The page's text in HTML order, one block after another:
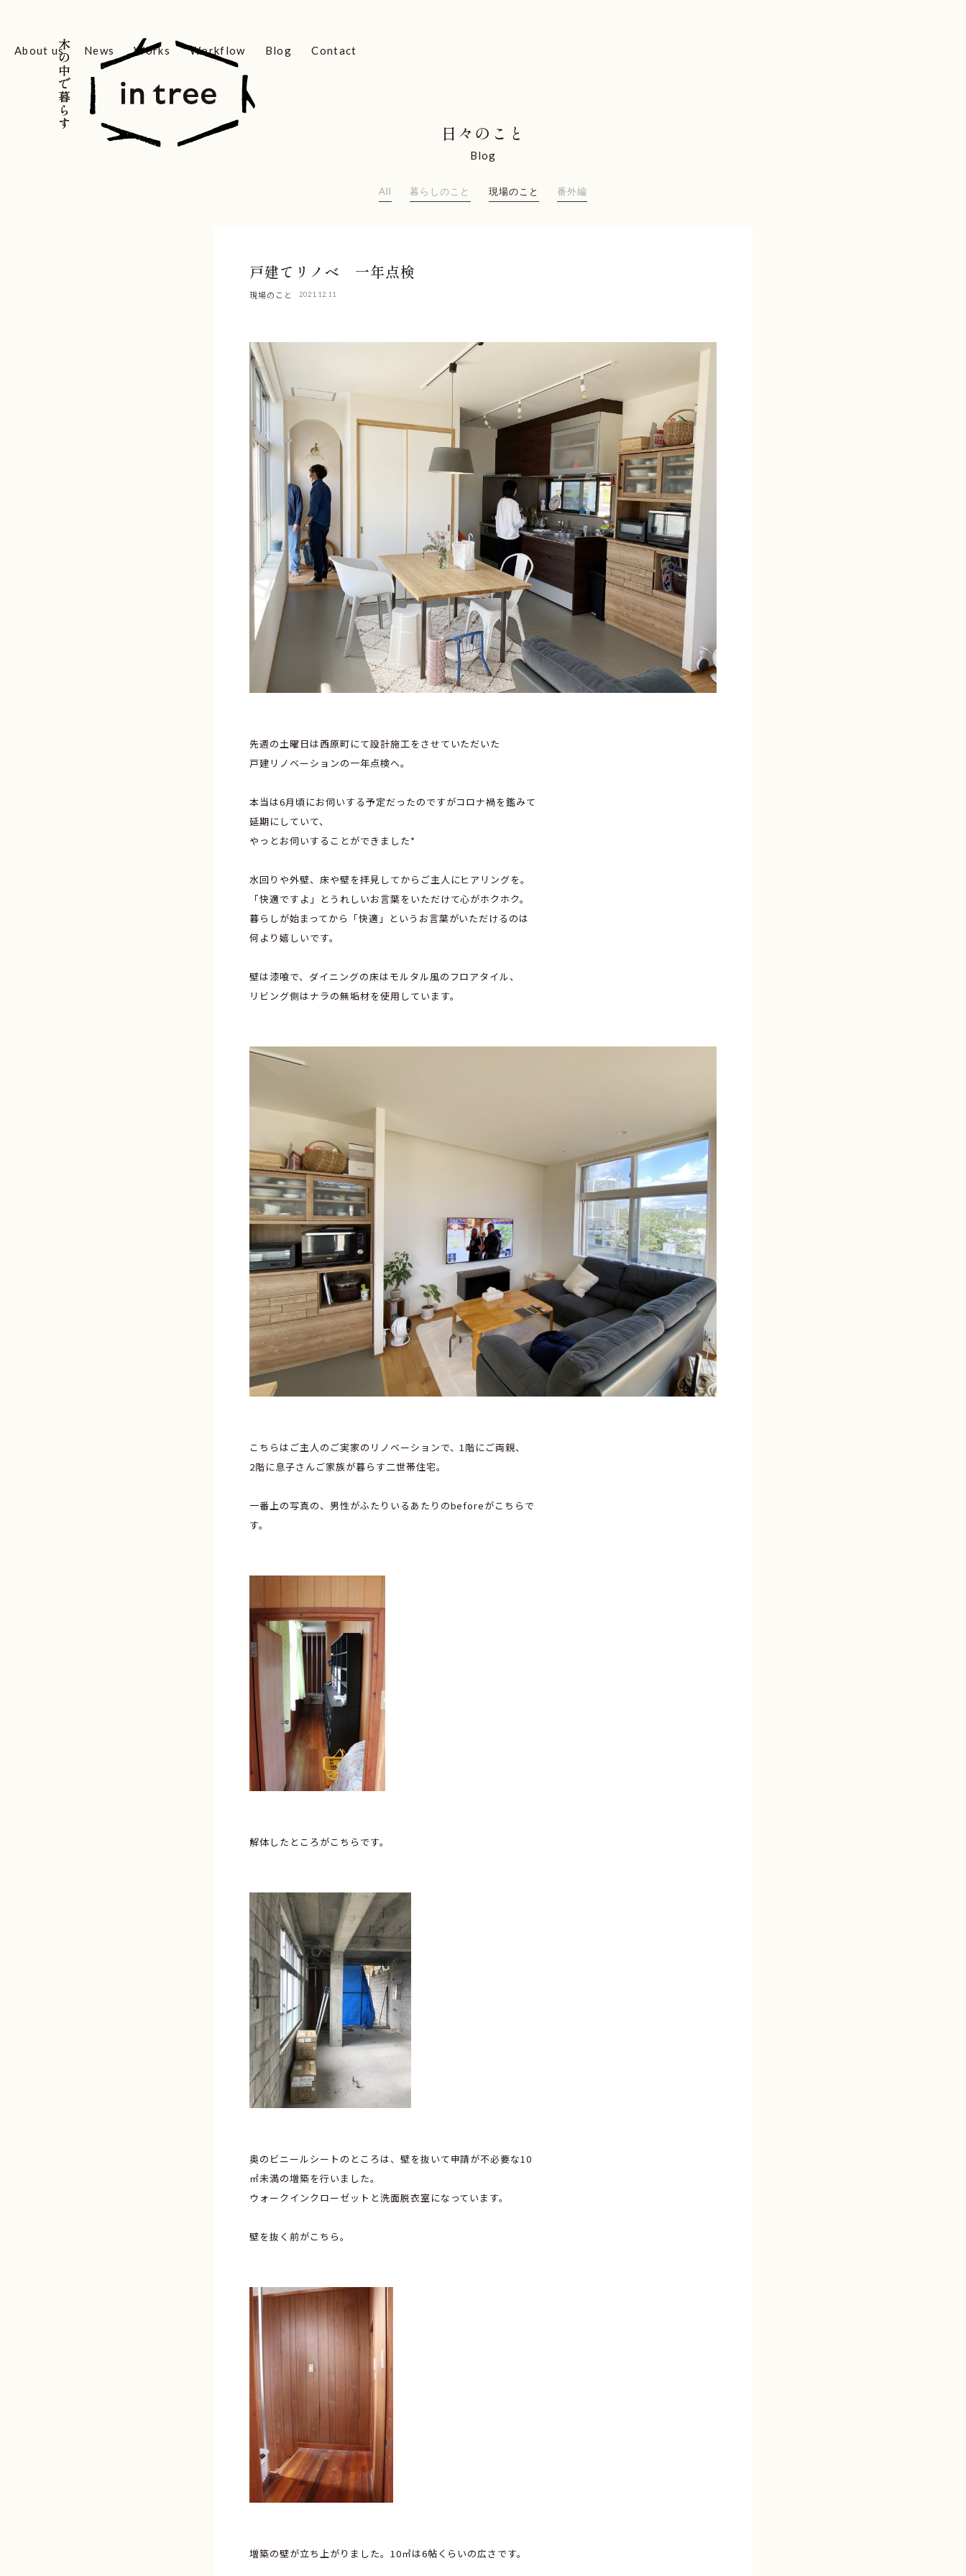
木の中で暮らす
木の中で暮らす
About us News Works Workflow Blog Contact
日々のこと
Blog
All 暮らしのこと 現場のこと 番外編
戸建てリノベ 一年点検
現場のこと 2021.12.11
先週の土曜日は西原町にて設計施工をさせていただいた
戸建リノベーションの一年点検へ。
本当は6月頃にお伺いする予定だったのですがコロナ禍を鑑みて
延期にしていて、
やっとお伺いすることができました*
水回りや外壁、床や壁を拝見してからご主人にヒアリングを。
「快適ですよ」とうれしいお言葉をいただけて心がホクホク。
暮らしが始まってから「快適」というお言葉がいただけるのは
何より嬉しいです。
壁は漆喰で、ダイニングの床はモルタル風のフロアタイル、
リビング側はナラの無垢材を使用しています。
こちらはご主人のご実家のリノベーションで、1階にご両親、
2階に息子さんご家族が暮らす二世帯住宅。
一番上の写真の、男性がふたりいるあたりのbeforeがこちらで
す。
解体したところがこちらです。
奥のビニールシートのところは、壁を抜いて申請が不必要な10
㎡未満の増築を行いました。
ウォークインクローゼットと洗面脱衣室になっています。
壁を抜く前がこちら。
増築の壁が立ち上がりました。10㎡は6帖くらいの広さです。